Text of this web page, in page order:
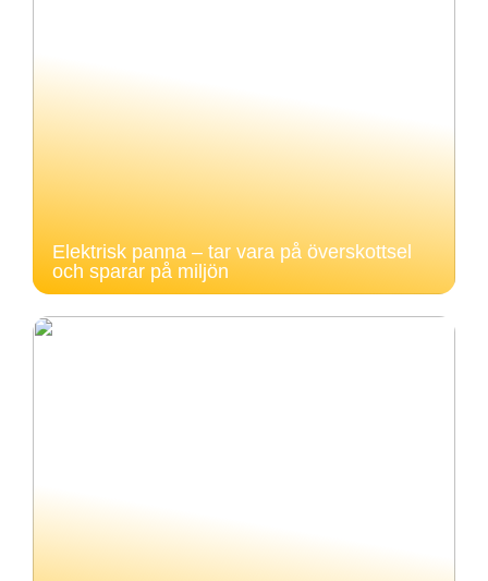
Elektrisk panna – tar vara på överskottsel
och sparar på miljön